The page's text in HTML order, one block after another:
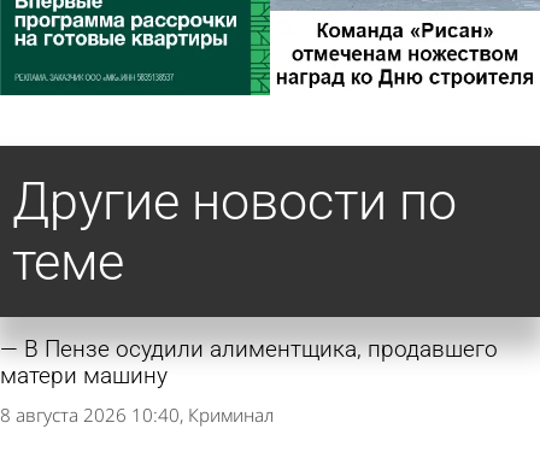
Другие новости по
теме
В Пензе осудили алиментщика, продавшего
матери машину
8 августа 2026 10:40 Криминал